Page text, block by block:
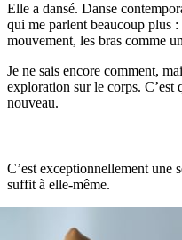
Elle a dansé. Danse
qui me parlent beaucoup plus
mouvement, les bras comme
Je ne sais encore comment,
exploration sur le corps. C’est
nouveau.
C’est exceptionnellement une
suffit à elle-même.